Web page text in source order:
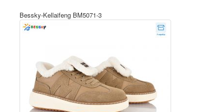
Bessky-Kellaifeng BM5071-3